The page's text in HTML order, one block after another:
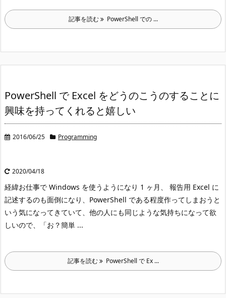
記事を読む PowerShell での ...
PowerShell で Excel をどうのこうのすることに
興味を持ってくれると嬉しい
2016/06/25 Programming
2020/04/18
経緯お仕事で Windows を使うようになり 1 ヶ月、 報告用 Excel に
記述するのも面倒になり、PowerShell である程度作ってしまおうと
いう気になってきていて、他の人にも同じような気持ちになって欲
しいので、「お？簡単 ...
記事を読む PowerShell で Ex ...